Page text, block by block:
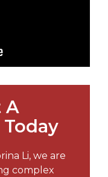
A
Li, we are
complex